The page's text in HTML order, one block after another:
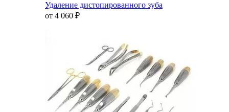
Удаление дистопированного зуба
от 4 060 ₽